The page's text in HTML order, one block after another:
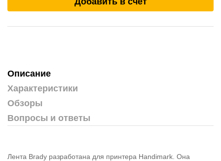
Описание
Характеристики
Обзоры
Вопросы и ответы
Лента Brady разработана для принтера Handimark. Она